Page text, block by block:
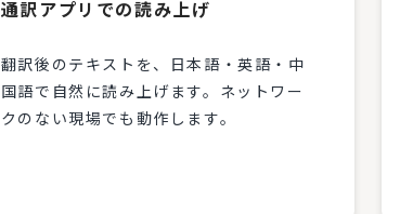
通訳アプリでの読み上げ
翻訳後のテキストを、日本語・英語・中
国語で自然に読み上げます。ネットワー
クのない現場でも動作します。